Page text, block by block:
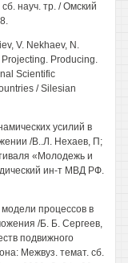
науч. тр. / Омский
V. Nekhaev, N.
Producing.
Scientific
/ Silesian
усилий в
/В..Л. Нехаев, П;
«Молодежь и
ин-т МВД РФ.
процессов в
/Б. Б. Сергеев,
подвижного
Межвуз. темат. сб.